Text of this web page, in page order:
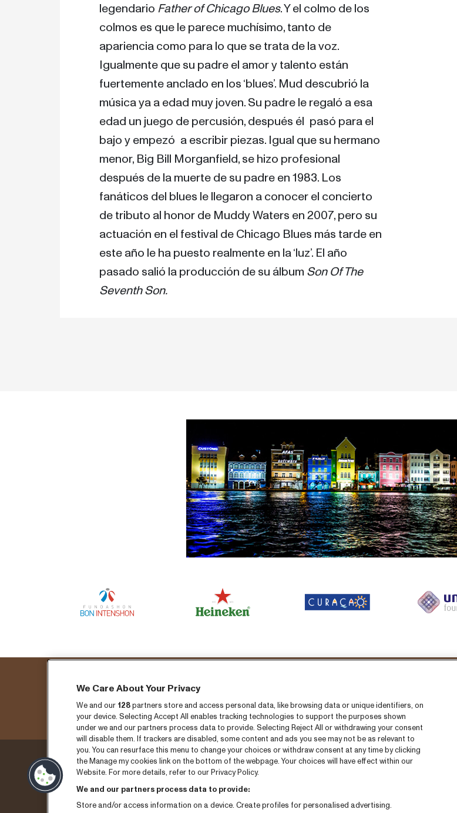
legendario Father of Chicago Blues. Y el colmo de los
colmos es que le parece muchísimo, tanto de
apariencia como para lo que se trata de la voz.
Igualmente que su padre el amor y talento están
fuertemente anclado en los ‘blues’. Mud descubrió la
música ya a edad muy joven. Su padre le regaló a esa
edad un juego de percusión, después él  pasó para el
bajo y empezó  a escribir piezas. Igual que su hermano
menor, Big Bill Morganfield, se hizo profesional
después de la muerte de su padre en 1983. Los
fanáticos del blues le llegaron a conocer el concierto
de tributo al honor de Muddy Waters en 2007, pero su
actuación en el festival de Chicago Blues más tarde en
este año le ha puesto realmente en la ‘luz’. El año
pasado salió la producción de su álbum Son Of The
Seventh Son.
Síguenos en
Jueves 3 de septiembre
Viernes 4 de septiembre
Entradas
Notisia
CNSJ26
We Care About Your Privacy
We and our 128partners store and access personal data, like browsing data or unique identifiers, on
your device. Selecting Accept All enables tracking technologies to support the purposes shown
under we and our partners process data to provide. Selecting Reject All or withdrawing your consent
will disable them. If trackers are disabled, some content and ads you see may not be as relevant to
you. You can resurface this menu to change your choices or withdraw consent at any time by clicking
the Manage my cookies link on the bottom of the webpage. Your choices will have effect within our
Website. For more details, refer to our Privacy Policy.
We and our partners process data to provide:
Store and/or access information on a device. Create profiles for personalised advertising.